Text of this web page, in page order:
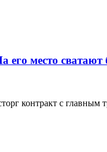
его место сватают
контракт с главным